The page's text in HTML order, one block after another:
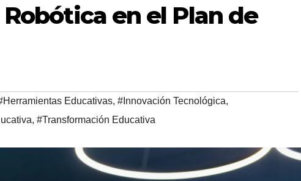
en el Plan de
Educativas, #Innovación Tecnológica,
, #Transformación Educativa